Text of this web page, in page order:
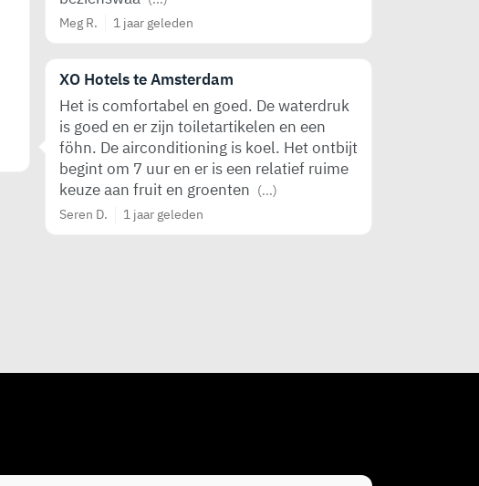
Meg R.
1 jaar geleden
XO Hotels te Amsterdam
Het is comfortabel en goed. De waterdruk
is goed en er zijn toiletartikelen en een
föhn. De airconditioning is koel. Het ontbijt
begint om 7 uur en er is een relatief ruime
keuze aan fruit en groenten (...)
Seren D.
1 jaar geleden